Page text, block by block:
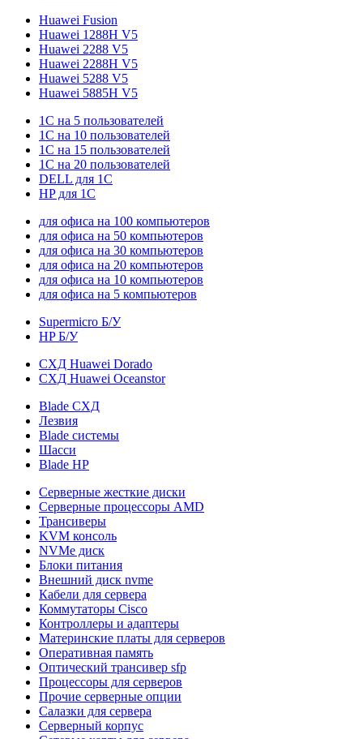
Huawei Fusion
Huawei 1288H V5
Huawei 2288 V5
Huawei 2288H V5
Huawei 5288 V5
Huawei 5885H V5
1С на 5 пользователей
1С на 10 пользователей
1С на 15 пользователей
1С на 20 пользователей
DELL для 1С
HP для 1С
для офиса на 100 компьютеров
для офиса на 50 компьютеров
для офиса на 30 компьютеров
для офиса на 20 компьютеров
для офиса на 10 компьютеров
для офиса на 5 компьютеров
Supermicro Б/У
HP Б/У
СХД Huawei Dorado
СХД Huawei Oceanstor
Blade СХД
Лезвия
Blade системы
Шасси
Blade HP
Серверные жесткие диски
Серверные процессоры AMD
Трансиверы
KVM консоль
NVMe диск
Блоки питания
Внешний диск nvme
Кабели для сервера
Коммутаторы Cisco
Контроллеры и адаптеры
Материнские платы для серверов
Оперативная память
Оптический трансивер sfp
Процессоры для серверов
Прочие серверные опции
Салазки для сервера
Серверный корпус